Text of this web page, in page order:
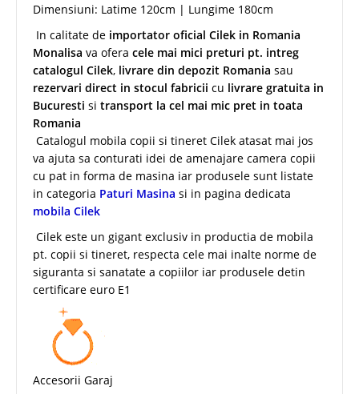
Dimensiuni: Latime 120cm | Lungime 180cm
In calitate de importator oficial Cilek in Romania
Monalisa va ofera cele mai mici preturi pt. intreg
catalogul Cilek, livrare din depozit Romania sau
rezervari direct in stocul fabricii cu livrare gratuita in
Bucuresti si transport la cel mai mic pret in toata
Romania
Catalogul mobila copii si tineret Cilek atasat mai jos
va ajuta sa conturati idei de amenajare camera copii
cu pat in forma de masina iar produsele sunt listate
in categoria Paturi Masina si in pagina dedicata
mobila Cilek
Cilek este un gigant exclusiv in productia de mobila
pt. copii si tineret, respecta cele mai inalte norme de
siguranta si sanatate a copiilor iar produsele detin
certificare euro E1
Accesorii Garaj